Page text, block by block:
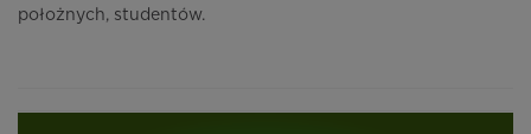
położnych, studentów.